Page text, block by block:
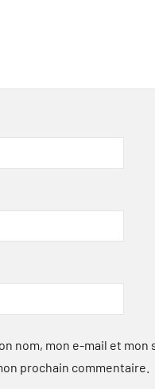
nom, mon e-mail et mon
prochain commentaire.